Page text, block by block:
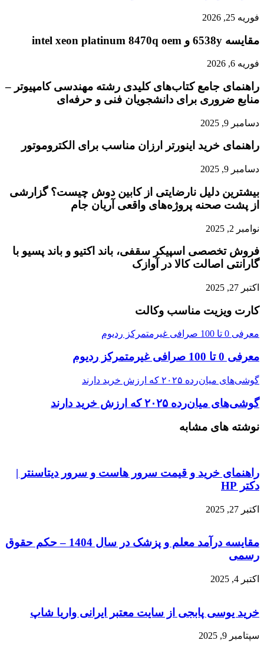
فوریه 25, 2026
مقایسه 6538y و intel xeon platinum 8470q oem
فوریه 6, 2026
راهنمای جامع کتاب‌های کلیدی رشته مهندسی کامپیوتر –
منابع ضروری برای دانشجویان فنی و حرفه‌ای
دسامبر 9, 2025
راهنمای خرید اینورتر ارزان مناسب برای الکتروموتور
دسامبر 9, 2025
بیشترین دلیل نارضایتی از کابین دوش چیست؟ گزارشی
از پشت صحنه پروژه‌های واقعی آریان جام
نوامبر 2, 2025
فروش تخصصی اسپیکر سقفی، باند اکتیو و باند پسیو با
گارانتی اصالت کالا در آوازک
اکتبر 27, 2025
کارت ویزیت مناسب وکالت
معرفی 0 تا 100 صرافی غیرمتمرکز ردیوم
معرفی 0 تا 100 صرافی غیرمتمرکز ردیوم
گوشی‌های میان‌رده ۲۰۲۵ که ارزش خرید دارند
گوشی‌های میان‌رده ۲۰۲۵ که ارزش خرید دارند
نوشته های مشابه
راهنمای خرید و قیمت سرور هاست و سرور دیتاسنتر |
دکتر HP
اکتبر 27, 2025
مقایسه درآمد معلم و پزشک در سال 1404 – حکم حقوق
رسمی
اکتبر 4, 2025
خرید یوسی پابجی از سایت معتبر ایرانی واریا شاپ
سپتامبر 9, 2025